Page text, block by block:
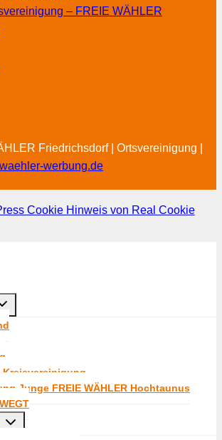
– FREIE WÄHLER
Friedrichsdorf | Ortsvereinigung |
werbung.de
Cookie Hinweis von Real Cookie
Kreisvereinigung
Junge FREIE WÄHLER Hochtaunus
Untermenü
umschalten